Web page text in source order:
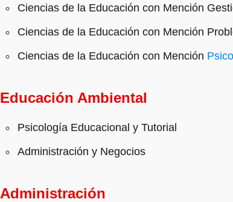
Ciencias de la Educación con Mención
Ciencias de la Educación con Mención
Ciencias de la Educación con Mención
Educación Ambiental
Psicología Educacional y Tutorial
Administración y Negocios
Administración